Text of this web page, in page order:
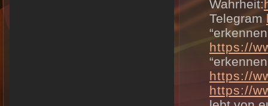
Wahrheit:
Telegram
https://
https://
https://